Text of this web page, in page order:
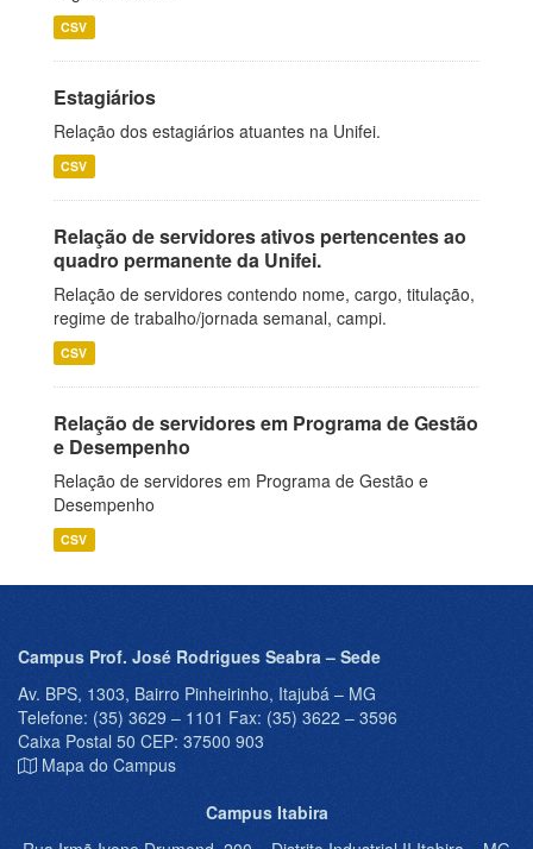
CSV
Estagiários
Relação dos estagiários atuantes na Unifei.
CSV
Relação de servidores ativos pertencentes ao
quadro permanente da Unifei.
Relação de servidores contendo nome, cargo, titulação,
regime de trabalho/jornada semanal, campi.
CSV
Relação de servidores em Programa de Gestão
e Desempenho
Relação de servidores em Programa de Gestão e
Desempenho
CSV
Campus Prof. José Rodrigues Seabra – Sede
Av. BPS, 1303, Bairro Pinheirinho, Itajubá – MG
Telefone: (35) 3629 – 1101 Fax: (35) 3622 – 3596
Caixa Postal 50 CEP: 37500 903
Mapa do Campus
Campus Itabira